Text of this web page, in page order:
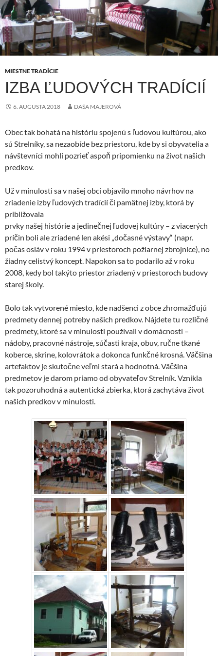
MIESTNE TRADÍCIE
IZBA ĽUDOVÝCH TRADÍCIÍ
6. AUGUSTA 2018 DAŠA MAJEROVÁ
Obec tak bohatá na históriu spojenú s ľudovou kultúrou, ako
sú Strelníky, sa nezaobíde bez priestoru, kde by si obyvatelia a
návštevníci mohli pozrieť aspoň pripomienku na život našich
predkov.
Už v minulosti sa v našej obci objavilo mnoho návrhov na
zriadenie izby ľudových tradícií či pamätnej izby, ktorá by
približovala
prvky našej histórie a jedinečnej ľudovej kultúry – z viacerých
príčin boli ale zriadené len akési „dočasné výstavy“ (napr.
počas osláv v roku 1994 v priestoroch požiarnej zbrojnice), no
žiadny celistvý koncept. Napokon sa to podarilo až v roku
2008, kedy bol takýto priestor zriadený v priestoroch budovy
starej školy.
Bolo tak vytvorené miesto, kde nadšenci z obce zhromažďujú
predmety dennej potreby našich predkov. Nájdete tu rozličné
predmety, ktoré sa v minulosti používali v domácnosti –
nádoby, pracovné nástroje, súčasti kraja, obuv, ručne tkané
koberce, skrine, kolovrátok a dokonca funkčné krosná. Väčšina
artefaktov je skutočne veľmi stará a hodnotná. Väčšina
predmetov je darom priamo od obyvateľov Strelník. Vznikla
tak pozoruhodná a autentická zbierka, ktorá zachytáva život
našich predkov v minulosti.